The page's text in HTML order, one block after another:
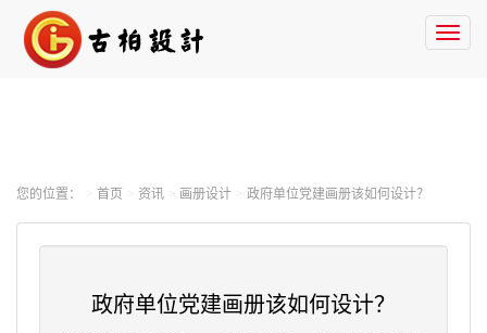
您的位置： 首页 资讯 画册设计 政府单位党建画册该如何设计？
政府单位党建画册该如何设计？